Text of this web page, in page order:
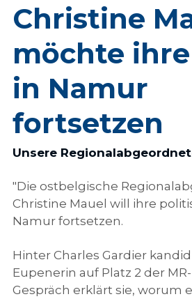
Christine
möchte
in Namur
fortsetzen
Unsere
"Die ostbelgische
Christine Mauel will ihre
Namur fortsetzen.
Hinter Charles Gardier
Eupenerin auf Platz 2 der
Gespräch erklärt sie, worum